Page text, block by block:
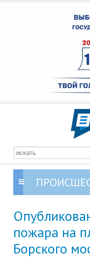
пожара на
Борского